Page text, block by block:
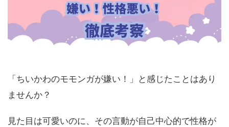
「ちいかわのモモンガが嫌い！」と感じたことはあり
ませんか？
見た目は可愛いのに、その言動が自己中心的で性格が